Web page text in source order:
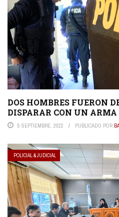
DOS HOMBRES FUERON
DISPARAR CON UN ARMA
5 SEPTIEMBRE, 2022 PUBLICADO POR
POLICIAL & JUDICIAL